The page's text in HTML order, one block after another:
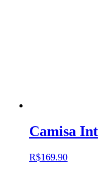
Camisa
R$169.90